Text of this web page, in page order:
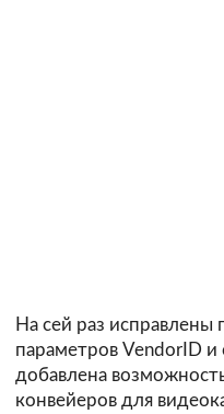
На сей раз
параметров VendorID
добавлена
конвейеров для